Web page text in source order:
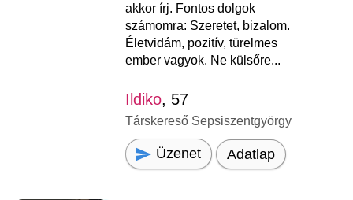
akkor írj. Fontos dolgok
számomra: Szeretet, bizalom.
Életvidám, pozitív, türelmes
ember vagyok. Ne külsőre...
Ildiko, 57
Társkereső Sepsiszentgyörgy
Üzenet Adatlap